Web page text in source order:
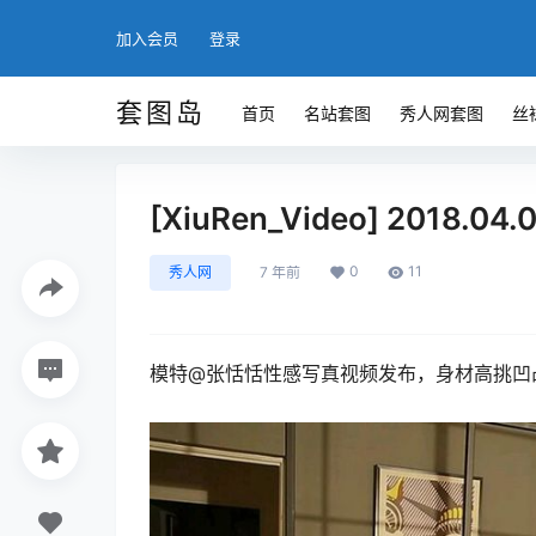
加入会员 登录
套图岛 首页 名站套图 秀人网套图 丝
[XiuRen_Video]
秀人网 7 年前 0 11
模特@张恬恬性感写真视频发布，身材高挑